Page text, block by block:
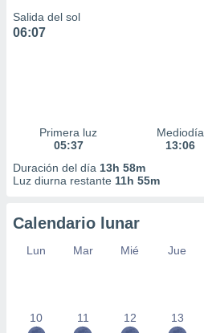
Salida del sol
06:07
Primera luz
05:37
Mediodía
13:06
Duración del día 13h 58m
Luz diurna restante 11h 55m
Calendario lunar
Lun Mar Mié Jue
10 11 12 13